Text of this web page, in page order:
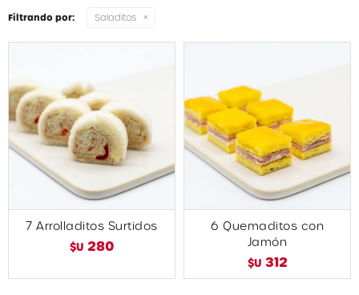
Filtrando por: Saladitos
7 Arrolladitos Surtidos
$U 280
6 Quemaditos con
Jamón
$U 312